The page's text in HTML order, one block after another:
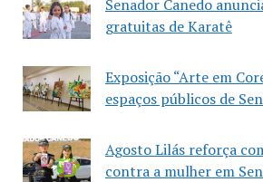
Senador Canedo
gratuitas de Karatê
Exposição “Arte em
espaços públicos de
Agosto Lilás reforça
contra a mulher em